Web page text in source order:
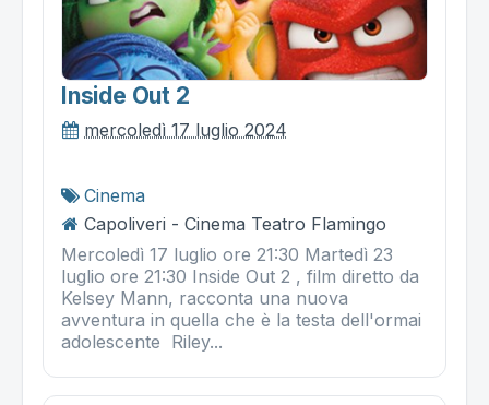
Inside Out 2
mercoledì 17 luglio 2024
Cinema
Capoliveri - Cinema Teatro Flamingo
Mercoledì 17 luglio ore 21:30 Martedì 23
luglio ore 21:30 Inside Out 2 , film diretto da
Kelsey Mann, racconta una nuova
avventura in quella che è la testa dell'ormai
adolescente Riley...